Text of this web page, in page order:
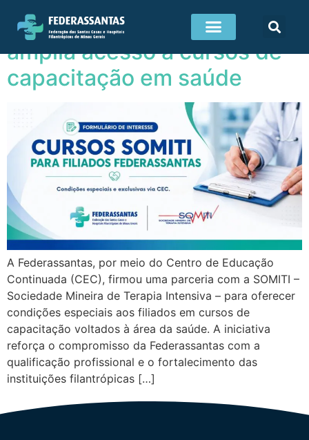
parceria com a SOMITI e
amplia acesso a cursos de
capacitação em saúde
A Federassantas, por meio do Centro de Educação
Continuada (CEC), firmou uma parceria com a SOMITI –
Sociedade Mineira de Terapia Intensiva – para oferecer
condições especiais aos filiados em cursos de
capacitação voltados à área da saúde. A iniciativa
reforça o compromisso da Federassantas com a
qualificação profissional e o fortalecimento das
instituições filantrópicas […]